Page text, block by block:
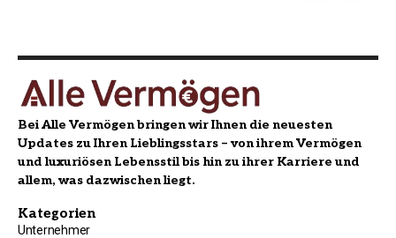
Bei Alle Vermögen bringen wir Ihnen die neuesten
Updates zu Ihren Lieblingsstars – von ihrem Vermögen
und luxuriösen Lebensstil bis hin zu ihrer Karriere und
allem, was dazwischen liegt.
Kategorien
Unternehmer